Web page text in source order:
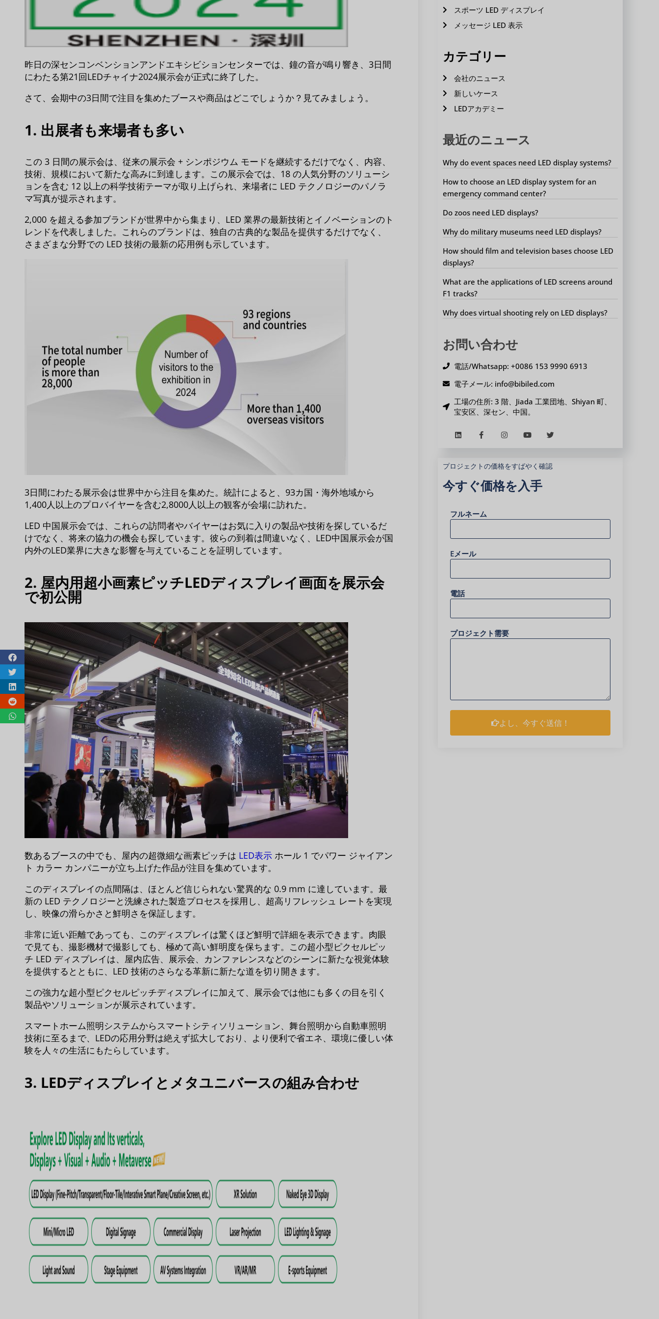
昨日の深センコンベンションアンドエキシビションセンターでは、鐘の音が鳴り響き、3日間
にわたる第21回LEDチャイナ2024展示会が正式に終了した。
さて、会期中の3日間で注目を集めたブースや商品はどこでしょうか？見てみましょう。
1. 出展者も来場者も多い
この 3 日間の展示会は、従来の展示会 + シンポジウム モードを継続するだけでなく、内容、
技術、規模において新たな高みに到達します。この展示会では、18 の人気分野のソリューシ
ョンを含む 12 以上の科学技術テーマが取り上げられ、来場者に LED テクノロジーのパノラ
マ写真が提示されます。
2,000 を超える参加ブランドが世界中から集まり、LED 業界の最新技術とイノベーションのト
レンドを代表しました。これらのブランドは、独自の古典的な製品を提供するだけでなく、
さまざまな分野での LED 技術の最新の応用例も示しています。
3日間にわたる展示会は世界中から注目を集めた。統計によると、93カ国・海外地域から
1,400人以上のプロバイヤーを含む2,8000人以上の観客が会場に訪れた。
LED 中国展示会では、これらの訪問者やバイヤーはお気に入りの製品や技術を探しているだ
けでなく、将来の協力の機会も探しています。彼らの到着は間違いなく、LED中国展示会が国
内外のLED業界に大きな影響を与えていることを証明しています。
2. 屋内用超小画素ピッチLEDディスプレイ画面を展示会
で初公開
数あるブースの中でも、屋内の超微細な画素ピッチは LED表示 ホール 1 でパワー ジャイアン
ト カラー カンパニーが立ち上げた作品が注目を集めています。
このディスプレイの点間隔は、ほとんど信じられない驚異的な 0.9 mm に達しています。最
新の LED テクノロジーと洗練された製造プロセスを採用し、超高リフレッシュ レートを実現
し、映像の滑らかさと鮮明さを保証します。
非常に近い距離であっても、このディスプレイは驚くほど鮮明で詳細を表示できます。肉眼
で見ても、撮影機材で撮影しても、極めて高い鮮明度を保ちます。この超小型ピクセルピッ
チ LED ディスプレイは、屋内広告、展示会、カンファレンスなどのシーンに新たな視覚体験
を提供するとともに、LED 技術のさらなる革新に新たな道を切り開きます。
この強力な超小型ピクセルピッチディスプレイに加えて、展示会では他にも多くの目を引く
製品やソリューションが展示されています。
スマートホーム照明システムからスマートシティソリューション、舞台照明から自動車照明
技術に至るまで、LEDの応用分野は絶えず拡大しており、より便利で省エネ、環境に優しい体
験を人々の生活にもたらしています。
3. LEDディスプレイとメタユニバースの組み合わせ
スポーツ LED ディスプレイ
メッセージ LED 表示
カテゴリー
会社のニュース
新しいケース
LEDアカデミー
最近のニュース
Why do event spaces need LED display systems?
How to choose an LED display system for an
emergency command center?
Do zoos need LED displays?
Why do military museums need LED displays?
How should film and television bases choose LED
displays?
What are the applications of LED screens around
F1 tracks?
Why does virtual shooting rely on LED displays?
お問い合わせ
電話/Whatsapp: +0086 153 9990 6913
電子メール: info@bibiled.com
工場の住所: 3 階、Jiada 工業団地、Shiyan 町、
宝安区、深セン、中国。
プロジェクトの価格をすばやく確認
今すぐ価格を入手
フルネーム
Eメール
電話
プロジェクト需要
よし、今すぐ送信！